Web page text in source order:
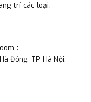
trí các loại.
:
Đông, TP Hà Nội.